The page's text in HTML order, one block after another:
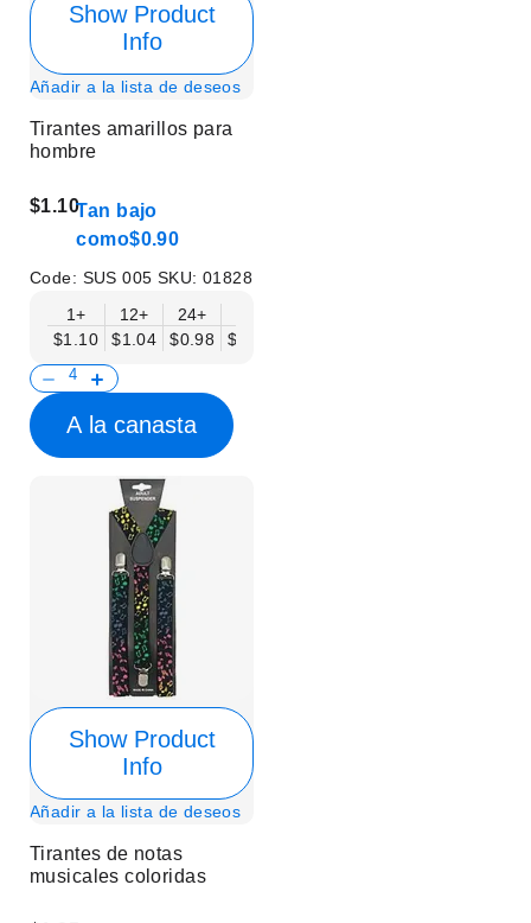
Show Product
Info
Añadir a la lista de deseos
Tirantes amarillos para
hombre
$1.10Tan bajo
como$0.90
Code: SUS 005 SKU:01828
1+
$1.10
12+
$1.04
24+
$0.98
$0.90
A la canasta
Show Product
Info
Añadir a la lista de deseos
Tirantes de notas
musicales coloridas